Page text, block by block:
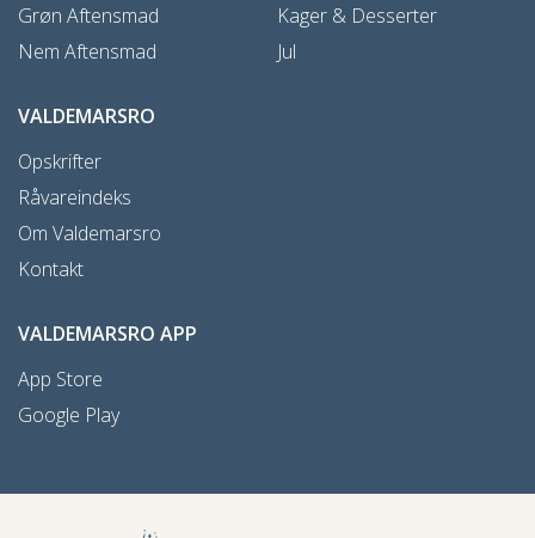
Grøn Aftensmad
Nem Aftensmad
Kager & Desserter
Jul
VALDEMARSRO
Opskrifter
Råvareindeks
Om Valdemarsro
Kontakt
VALDEMARSRO APP
App Store
Google Play